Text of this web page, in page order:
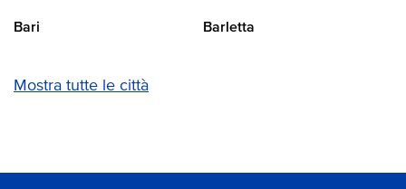
Bari Barletta
Mostra tutte le città